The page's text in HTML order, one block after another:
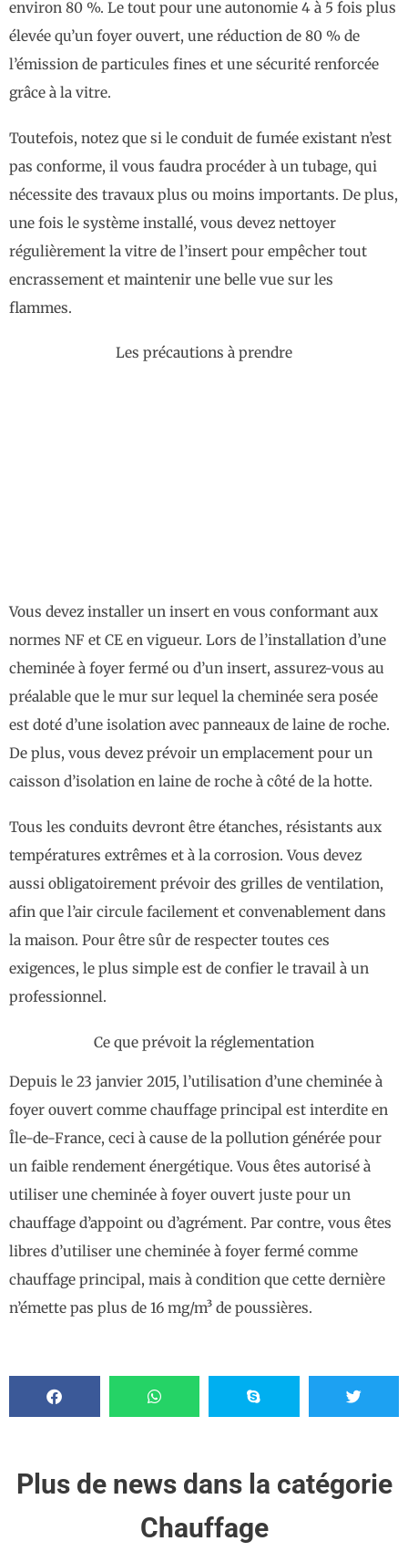
environ 80 %. Le tout pour une autonomie 4 à 5 fois plus
élevée qu’un foyer ouvert, une réduction de 80 % de
l’émission de particules fines et une sécurité renforcée
grâce à la vitre.
Toutefois, notez que si le conduit de fumée existant n’est
pas conforme, il vous faudra procéder à un tubage, qui
nécessite des travaux plus ou moins importants. De plus,
une fois le système installé, vous devez nettoyer
régulièrement la vitre de l’insert pour empêcher tout
encrassement et maintenir une belle vue sur les
flammes.
Les précautions à prendre
Vous devez installer un insert en vous conformant aux
normes NF et CE en vigueur. Lors de l’installation d’une
cheminée à foyer fermé ou d’un insert, assurez-vous au
préalable que le mur sur lequel la cheminée sera posée
est doté d’une isolation avec panneaux de laine de roche.
De plus, vous devez prévoir un emplacement pour un
caisson d’isolation en laine de roche à côté de la hotte.
Tous les conduits devront être étanches, résistants aux
températures extrêmes et à la corrosion. Vous devez
aussi obligatoirement prévoir des grilles de ventilation,
afin que l’air circule facilement et convenablement dans
la maison. Pour être sûr de respecter toutes ces
exigences, le plus simple est de confier le travail à un
professionnel.
Ce que prévoit la réglementation
Depuis le 23 janvier 2015, l’utilisation d’une cheminée à
foyer ouvert comme chauffage principal est interdite en
Île-de-France, ceci à cause de la pollution générée pour
un faible rendement énergétique. Vous êtes autorisé à
utiliser une cheminée à foyer ouvert juste pour un
chauffage d’appoint ou d’agrément. Par contre, vous êtes
libres d’utiliser une cheminée à foyer fermé comme
chauffage principal, mais à condition que cette dernière
n’émette pas plus de 16 mg/m³ de poussières.
Plus de news dans la catégorie
Chauffage